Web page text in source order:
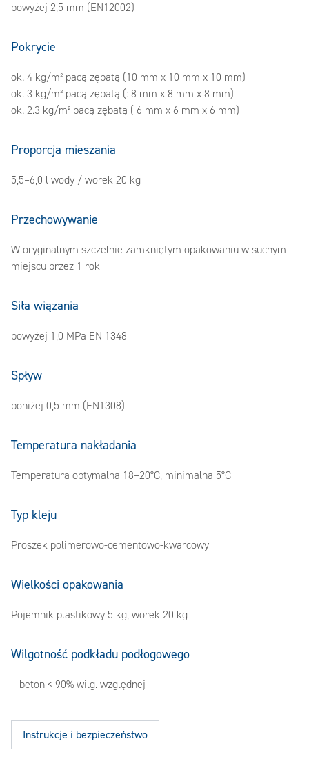
powyżej 2,5 mm (EN12002)
Pokrycie
ok. 4 kg/m² pacą zębatą (10 mm x 10 mm x 10 mm)
ok. 3 kg/m² pacą zębatą (: 8 mm x 8 mm x 8 mm)
ok. 2.3 kg/m² pacą zębatą ( 6 mm x 6 mm x 6 mm)
Proporcja mieszania
5,5–6,0 l wody / worek 20 kg
Przechowywanie
W oryginalnym szczelnie zamkniętym opakowaniu w suchym
miejscu przez 1 rok
Siła wiązania
powyżej 1,0 MPa EN 1348
Spływ
poniżej 0,5 mm (EN1308)
Temperatura nakładania
Temperatura optymalna 18–20°C, minimalna 5°C
Typ kleju
Proszek polimerowo-cementowo-kwarcowy
Wielkości opakowania
Pojemnik plastikowy 5 kg, worek 20 kg
Wilgotność podkładu podłogowego
– beton < 90% wilg. względnej
Instrukcje i bezpieczeństwo